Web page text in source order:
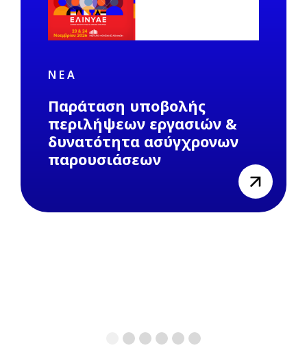
ΝΈΑ
Παράταση υποβολής
περιλήψεων εργασιών &
δυνατότητα ασύγχρονων
παρουσιάσεων
view
2 3 4 5
6